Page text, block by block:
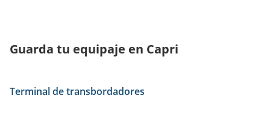
Guarda tu equipaje en Capri
Terminal de transbordadores